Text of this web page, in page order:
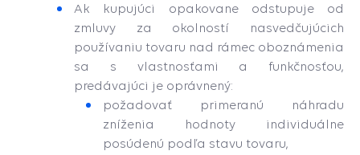
Ak kupujúci opakovane odstupuje od
zmluvy za okolností nasvedčujúcich
používaniu tovaru nad rámec oboznámenia
sa s vlastnosťami a funkčnosťou,
predávajúci je oprávnený:
požadovať primeranú náhradu
zníženia hodnoty individuálne
posúdenú podľa stavu tovaru,